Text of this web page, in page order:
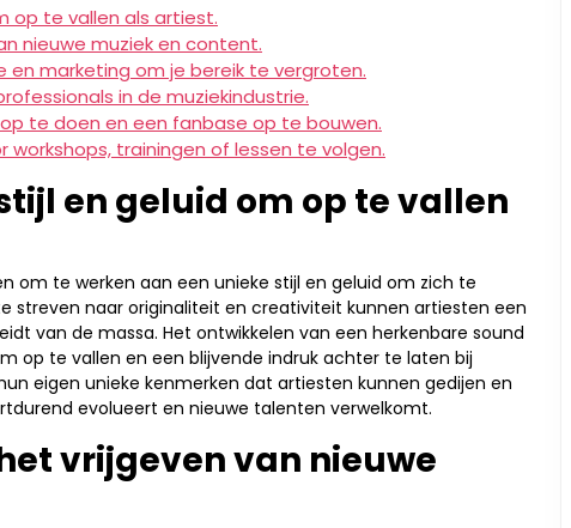
op te vallen als artiest.
nieuwe muziek en content.
marketing om je bereik te vergroten.
in de muziekindustrie.
te doen en een fanbase op te bouwen.
workshops, trainingen of lessen te volgen.
en geluid om op te vallen
om te werken aan een unieke stijl en geluid om zich te
streven naar originaliteit en creativiteit kunnen artiesten een
van de massa. Het ontwikkelen van een herkenbare sound
op te vallen en een blijvende indruk achter te laten bij
eigen unieke kenmerken dat artiesten kunnen gedijen en
evolueert en nieuwe talenten verwelkomt.
vrijgeven van nieuwe